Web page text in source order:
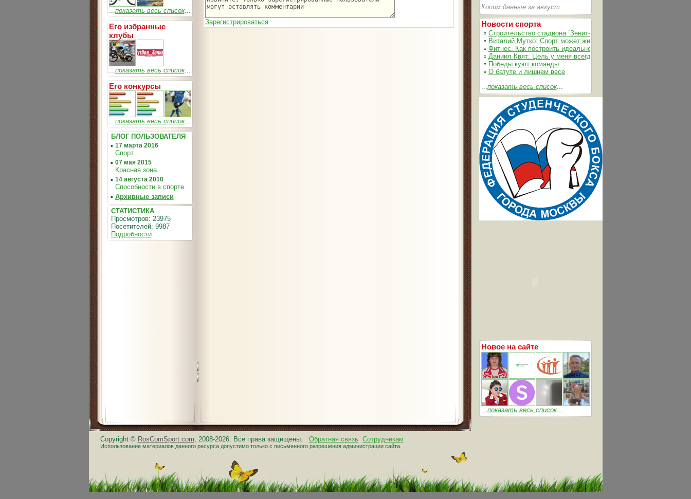
...показать весь список...
Его избранные
клубы
...показать весь список...
Его конкурсы
...показать весь список...
БЛОГ ПОЛЬЗОВАТЕЛЯ
▪ 17 марта 2016
Спорт
▪ 07 мая 2015
Красная зона
▪ 14 августа 2010
Способности в спорте
▪ Архивные записи
СТАТИСТИКА
Просмотров: 23975
Посетителей: 9987
Подробности
Зарегистрироваться
Copyright © RosComSport.com, 2008-2026. Все права защищены. Обратная связь Сотрудникам
Использование материалов данного ресурса допустимо только с письменного разрешения администрации сайта.
Копим данные за август
Новости спорта
▫ Строительство стадиона `Зенит-Арена` идет согласно графика
▫ Виталий Мутко: Спорт может жить без допинга
▫ Фитнес. Как построить идеальное тело
▫ Даниил Квят: Цель у меня всегда одна – выжимать из себя и
▫ Победы куют команды
▫ О батуте и лишнем весе
...показать весь список...
Новое на сайте
...показать весь список...